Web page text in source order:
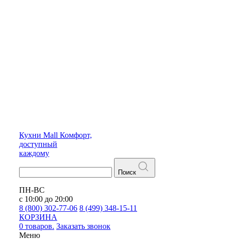
Кухни Mall Комфорт,
доступный
каждому
Поиск
ПН-ВС
с 10:00 до 20:00
8 (800) 302-77-06 8 (499) 348-15-11
КОРЗИНА
0 товаров. Заказать звонок
Меню